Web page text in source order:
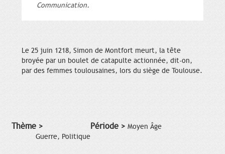
Communication.
Le 25 juin 1218, Simon de Montfort meurt, la tête
broyée par un boulet de catapulte actionnée, dit-on,
par des femmes toulousaines, lors du siège de Toulouse.
Thème >
Guerre, Politique
Période > Moyen Âge